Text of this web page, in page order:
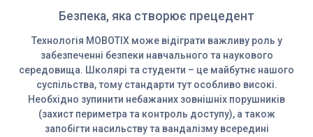
Безпека, яка створює прецедент
Технологія MOBOTIX може відіграти важливу роль у
забезпеченні безпеки навчального та наукового
середовища. Школярі та студенти – це майбутнє нашого
суспільства, тому стандарти тут особливо високі.
Необхідно зупинити небажаних зовнішніх порушників
(захист периметра та контроль доступу), а також
запобігти насильству та вандалізму всередині